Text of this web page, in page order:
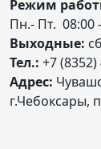
Режим
Пн.- Пт. 08:00
Выходные:
Тел.: +7
Адрес:
г.Чебоксары,